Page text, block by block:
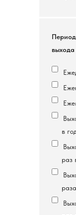
выхода
в год
раз